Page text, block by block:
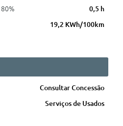
0,5 h
19,2 KWh/100km
Consultar Concessão
Serviços de Usados